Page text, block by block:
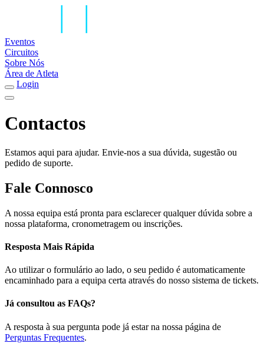
Eventos
Circuitos
Sobre Nós
Área de Atleta
Login
Contactos
Estamos aqui para ajudar. Envie-nos a sua dúvida, sugestão ou
pedido de suporte.
Fale Connosco
A nossa equipa está pronta para esclarecer qualquer dúvida sobre a
nossa plataforma, cronometragem ou inscrições.
Resposta Mais Rápida
Ao utilizar o formulário ao lado, o seu pedido é automaticamente
encaminhado para a equipa certa através do nosso sistema de tickets.
Já consultou as FAQs?
A resposta à sua pergunta pode já estar na nossa página de
Perguntas Frequentes.